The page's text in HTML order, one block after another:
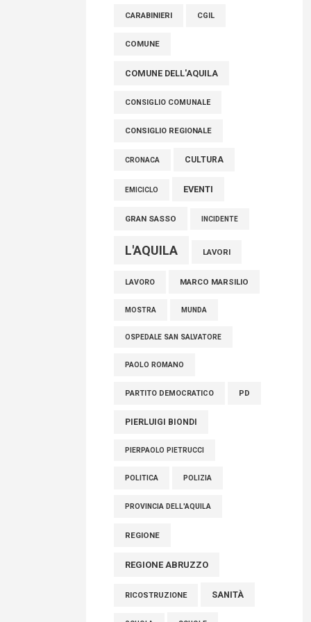
tra cui molti abruzzesi"
06 Agosto 2026
CARABINIERI CGIL
COMUNE
COMUNE DELL'AQUILA
CONSIGLIO COMUNALE
CONSIGLIO REGIONALE
CRONACA CULTURA
EMICICLO EVENTI
GRAN SASSO INCIDENTE
L'AQUILA LAVORI
LAVORO MARCO MARSILIO
MOSTRA MUNDA
OSPEDALE SAN SALVATORE
PAOLO ROMANO
PARTITO DEMOCRATICO PD
PIERLUIGI BIONDI
PIERPAOLO PIETRUCCI
POLITICA POLIZIA
PROVINCIA DELL'AQUILA
REGIONE
REGIONE ABRUZZO
RICOSTRUZIONE SANITÀ